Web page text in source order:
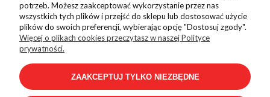
Sklep internetowy Shoper.pl
potrzeb. Możesz zaakceptować wykorzystanie przez nas
wszystkich tych plików i przejść do sklepu lub dostosować użycie
plików do swoich preferencji, wybierając opcję "Dostosuj zgody".
Więcej o plikach cookies przeczytasz w naszej Polityce
prywatności.
ZAAKCEPTUJ TYLKO NIEZBĘDNE